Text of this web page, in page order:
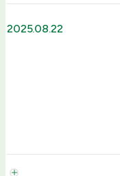
2025.08.22